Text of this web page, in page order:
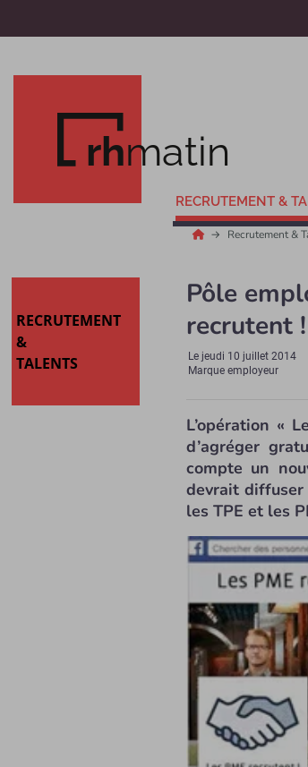
rhmatin
RECRUTEMENT &
Recrutement &
RECRUTEMENT
&
TALENTS
Pôle
recrutent
Le jeudi 10 juillet 2014
Marque employeur
L’opération «
d’agréger
compte un
devrait diffuser
les TPE et les